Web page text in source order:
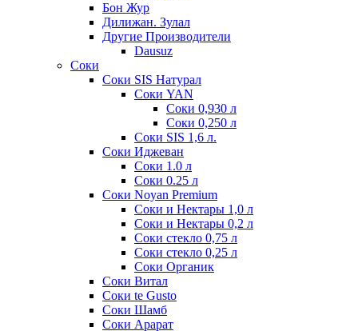
Бон Жур
Дилижан. Зулал
Другие Производители
Dausuz
Соки
Соки SIS Натурал
Соки YAN
Соки 0,930 л
Соки 0,250 л
Соки SIS 1,6 л.
Соки Иджеван
Соки 1.0 л
Соки 0.25 л
Соки Noyan Premium
Соки и Нектары 1,0 л
Соки и Нектары 0,2 л
Соки стекло 0,75 л
Соки стекло 0,25 л
Соки Органик
Соки Витал
Соки te Gusto
Соки Шамб
Соки Арарат